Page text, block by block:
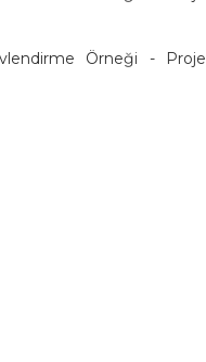
Örneği - Proje